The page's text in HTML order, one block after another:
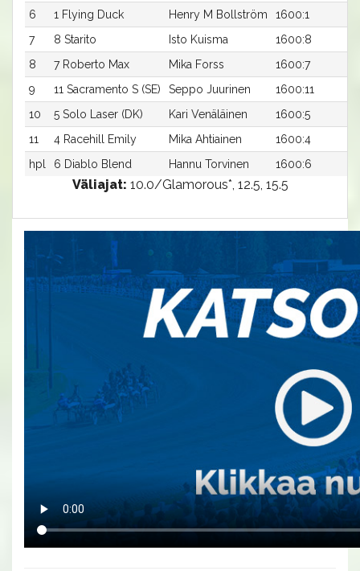
6 1 Flying Duck Henry M Bollström 1600:1
7
8 Starito Isto Kuisma 1600:8
8
7 Roberto Max Mika Forss 1600:7
9
11 Sacramento S (SE) Seppo Juurinen 1600:11
10
5 Solo Laser (DK) Kari Venäläinen 1600:5
11
4 Racehill Emily Mika Ahtiainen 1600:4
hpl
6 Diablo Blend Hannu Torvinen 1600:6
Väliajat: 10.0/Glamorous*, 12.5, 15.5